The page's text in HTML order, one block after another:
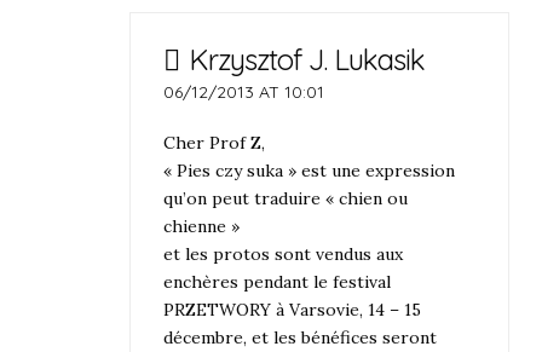
Krzysztof J. Lukasik
06/12/2013 AT 10:01
Cher Prof Z,
« Pies czy suka » est une expression
qu’on peut traduire « chien ou
chienne »
et les protos sont vendus aux
enchères pendant le festival
PRZETWORY à Varsovie, 14 – 15
décembre, et les bénéfices seront